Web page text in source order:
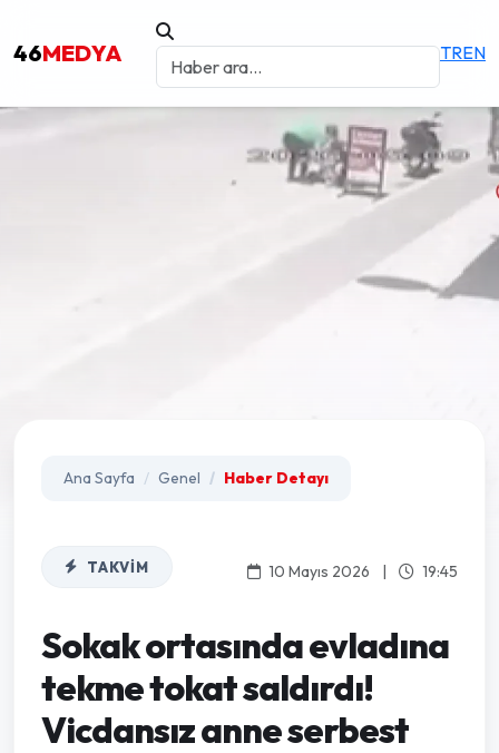
46MEDYA TREN
Ana Sayfa Genel Haber Detayı
TAKVIM 10 Mayıs 2026 | 19:45
Sokak ortasında evladına
tekme tokat saldırdı!
Vicdansız anne serbest